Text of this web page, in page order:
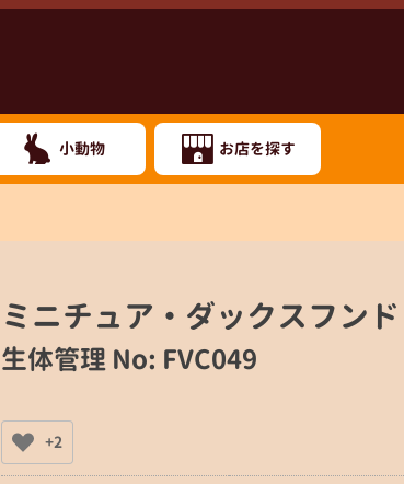
小動物 お店を探す
ミニチュア・ダックスフンド
生体管理 No: FVC049
+2